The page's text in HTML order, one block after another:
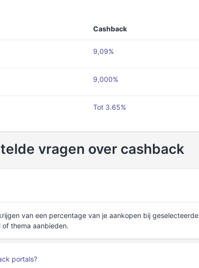
Cashback
9,09%
9,000%
Tot 3.65%
vragen over cashback
van een percentage van je aankopen bij geselecteerde
thema aanbieden.
portals?